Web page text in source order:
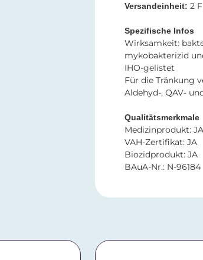
Versandeinheit: 2
Spezifische Infos
Wirksamkeit:
mykobakterizid
IHO-gelistet
Für die Tränkung
Aldehyd-, QAV-
Qualitätsmerkmale
Medizinprodukt: JA
VAH-Zertifikat: JA
Biozidprodukt: JA
BAuA-Nr.: N-96184